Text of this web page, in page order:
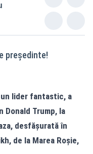
preşedinte!
lider fantastic, a
Trump, la
desfăşurată în
de la Marea Roşie,